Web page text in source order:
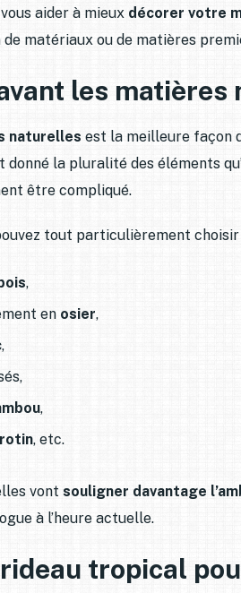
aider à mieux décorer votre
matériaux ou de matières
les matières
naturelles est la meilleure façon
la pluralité des éléments
être compliqué.
tout particulièrement choisir
,
en osier,
,
,
rotin, etc.
vont souligner davantage
à l’heure actuelle.
tropical